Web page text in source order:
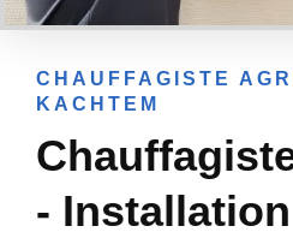
CHAUFFAGISTE
KACHTEM
-